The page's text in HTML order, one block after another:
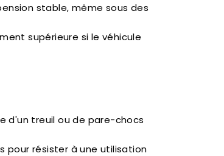
stable, même sous des
supérieure si le véhicule
d'un treuil ou de pare-chocs
pour résister à une utilisation